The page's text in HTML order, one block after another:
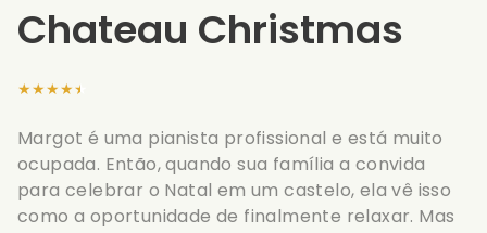
Chateau Christmas
★★★★★
Margot é uma pianista profissional e está muito
ocupada. Então, quando sua família a convida
para celebrar o Natal em um castelo, ela vê isso
como a oportunidade de finalmente relaxar. Mas